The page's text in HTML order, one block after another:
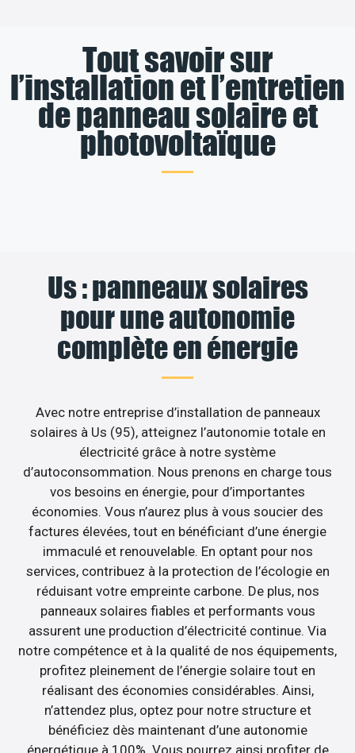
Tout savoir sur
l’installation et l’entretien
de panneau solaire et
photovoltaïque
Us : panneaux solaires
pour une autonomie
complète en énergie
Avec notre entreprise d’installation de panneaux
solaires à Us (95), atteignez l’autonomie totale en
électricité grâce à notre système
d’autoconsommation. Nous prenons en charge tous
vos besoins en énergie, pour d’importantes
économies. Vous n’aurez plus à vous soucier des
factures élevées, tout en bénéficiant d’une énergie
immaculé et renouvelable. En optant pour nos
services, contribuez à la protection de l’écologie en
réduisant votre empreinte carbone. De plus, nos
panneaux solaires fiables et performants vous
assurent une production d’électricité continue. Via
notre compétence et à la qualité de nos équipements,
profitez pleinement de l’énergie solaire tout en
réalisant des économies considérables. Ainsi,
n’attendez plus, optez pour notre structure et
bénéficiez dès maintenant d’une autonomie
énergétique à 100%. Vous pourrez ainsi profiter de